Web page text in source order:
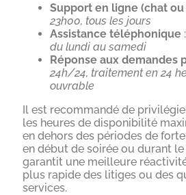
Support en ligne (chat
23h00, tous les jours
Assistance téléphonique :
du lundi au samedi
Réponse aux demandes
24h/24, traitement en 24
ouvrable
Il est recommandé de
les heures de disponibilité
en dehors des périodes de
en début de soirée ou durant le
garantit une meilleure
plus rapide des litiges ou des
services.